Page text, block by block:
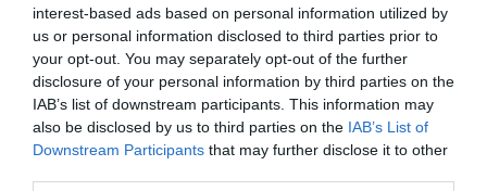
interest-based ads based on personal information utilized by
us or personal information disclosed to third parties prior to
your opt-out. You may separately opt-out of the further
disclosure of your personal information by third parties on the
IAB’s list of downstream participants. This information may
also be disclosed by us to third parties on the IAB’s List of
Downstream Participants that may further disclose it to other